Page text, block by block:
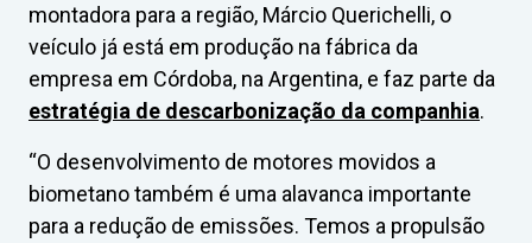
montadora para a região, Márcio Querichelli, o
veículo já está em produção na fábrica da
empresa em Córdoba, na Argentina, e faz parte da
estratégia de descarbonização da companhia.
“O desenvolvimento de motores movidos a
biometano também é uma alavanca importante
para a redução de emissões. Temos a propulsão